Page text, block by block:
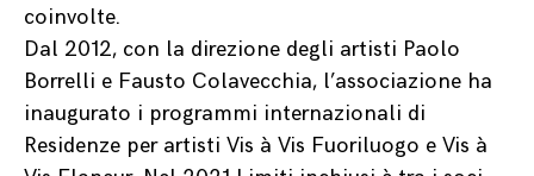
coinvolte.
Dal 2012, con la direzione degli artisti Paolo
Borrelli e Fausto Colavecchia, l’associazione ha
inaugurato i programmi internazionali di
Residenze per artisti Vis à Vis Fuoriluogo e Vis à